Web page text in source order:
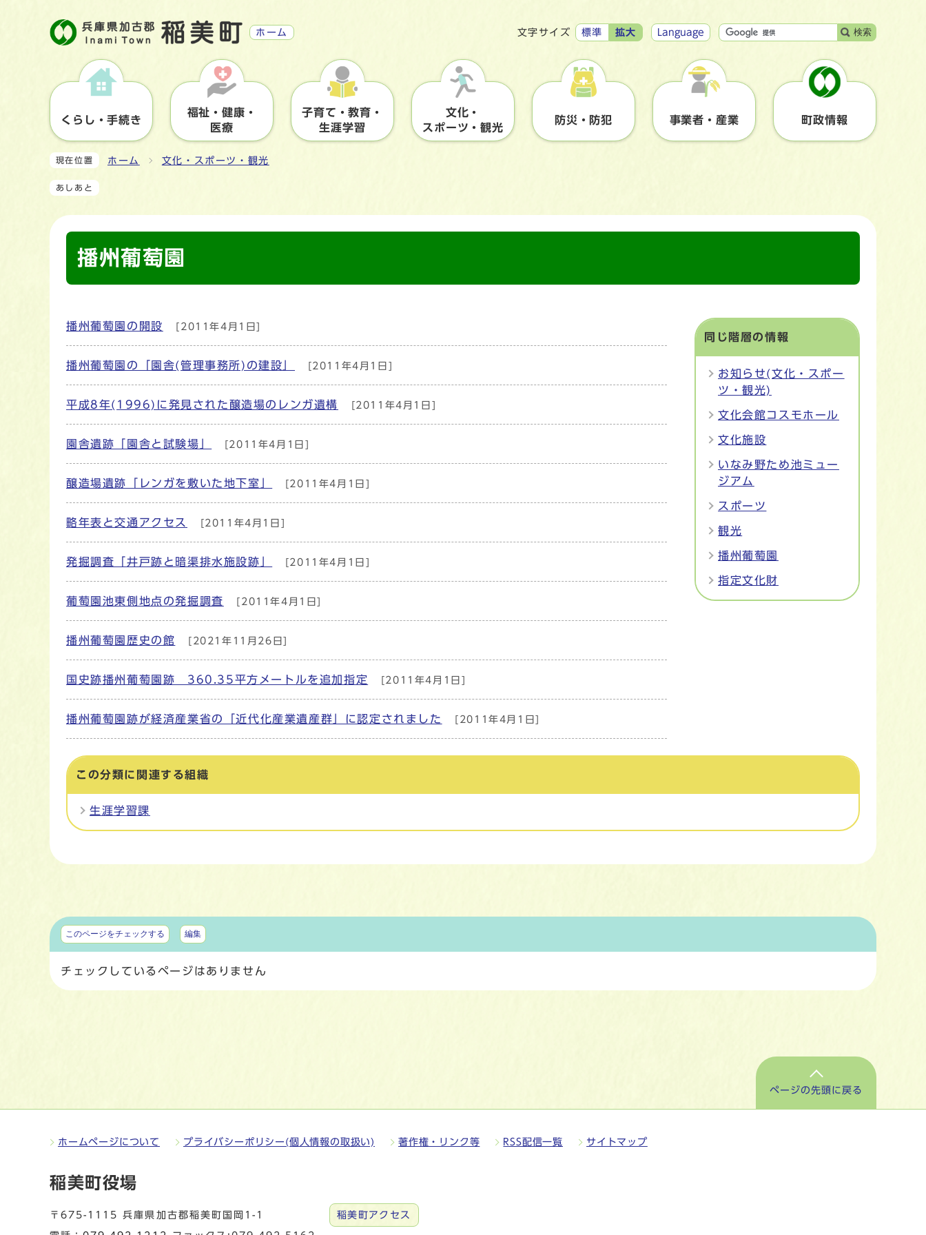
ホーム 文字サイズ 標準 拡大 Language 検索
くらし・手続き
福祉・健康・
医療
子育て・教育・
生涯学習
文化・
スポーツ・観光
防災・防犯 事業者・産業 町政情報
現在位置 ホーム 文化・スポーツ・観光
あしあと
播州葡萄園
メインメニュー
播州葡萄園の開設 [2011年4月1日]
播州葡萄園の「園舎(管理事務所)の建設」 [2011年4月1日]
平成8年(1996)に発見された醸造場のレンガ遺構 [2011年4月1日]
園舎遺跡「園舎と試験場」 [2011年4月1日]
醸造場遺跡「レンガを敷いた地下室」 [2011年4月1日]
略年表と交通アクセス [2011年4月1日]
発掘調査「井戸跡と暗渠排水施設跡」 [2011年4月1日]
葡萄園池東側地点の発掘調査 [2011年4月1日]
播州葡萄園歴史の館 [2021年11月26日]
国史跡播州葡萄園跡 360.35平方メートルを追加指定 [2011年4月1日]
播州葡萄園跡が経済産業省の「近代化産業遺産群」に認定されました [2011年4月1日]
同じ階層の情報
お知らせ(文化・スポー
ツ・観光)
文化会館コスモホール
文化施設
いなみ野ため池ミュー
ジアム
スポーツ
観光
播州葡萄園
指定文化財
この分類に関連する組織
生涯学習課
マイページ
このページをチェックする 編集
チェックしているページはありません
ページの先頭に戻る
ホームページについて プライバシーポリシー(個人情報の取扱い) 著作権・リンク等 RSS配信一覧 サイトマップ
稲美町役場
〒675-1115 兵庫県加古郡稲美町国岡1-1 稲美町アクセス